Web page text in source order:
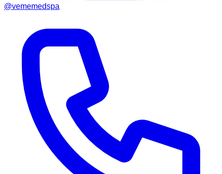
@vememedspa